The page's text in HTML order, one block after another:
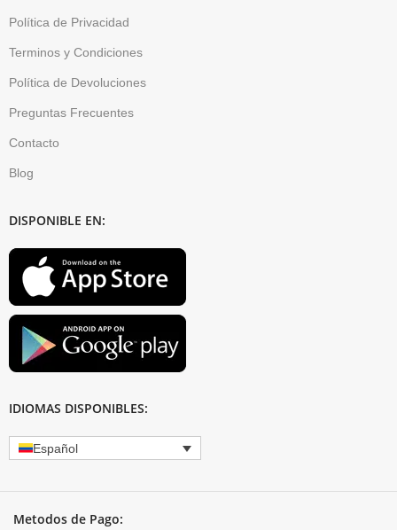
Política de Privacidad
Terminos y Condiciones
Política de Devoluciones
Preguntas Frecuentes
Contacto
Blog
DISPONIBLE EN:
IDIOMAS DISPONIBLES:
Español
Metodos de Pago: